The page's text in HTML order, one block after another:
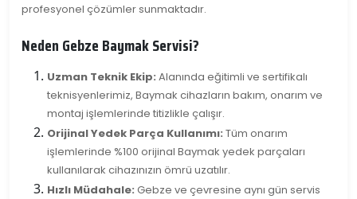
profesyonel çözümler sunmaktadır.
Neden Gebze Baymak Servisi?
Uzman Teknik Ekip: Alanında eğitimli ve sertifikalı
teknisyenlerimiz, Baymak cihazların bakım, onarım ve
montaj işlemlerinde titizlikle çalışır.
Orijinal Yedek Parça Kullanımı: Tüm onarım
işlemlerinde %100 orijinal Baymak yedek parçaları
kullanılarak cihazınızın ömrü uzatılır.
Hızlı Müdahale: Gebze ve çevresine aynı gün servis